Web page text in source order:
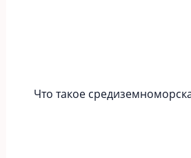
Что такое